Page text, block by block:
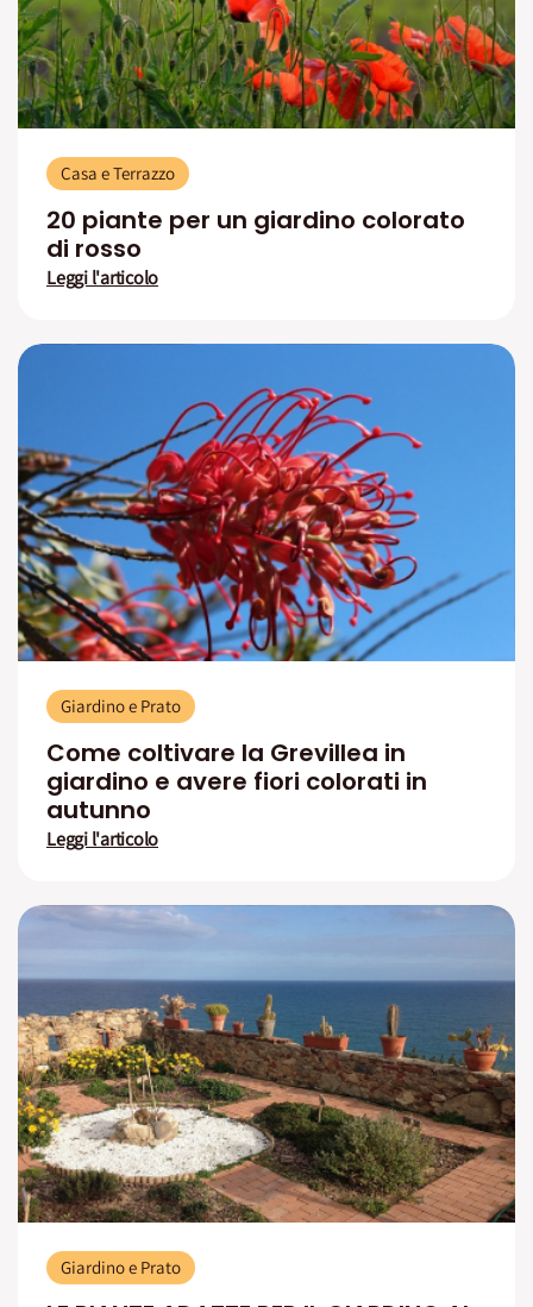
Casa e Terrazzo
20 piante per un giardino colorato
di rosso
Leggi l'articolo
Giardino e Prato
Come coltivare la Grevillea in
giardino e avere fiori colorati in
autunno
Leggi l'articolo
Giardino e Prato